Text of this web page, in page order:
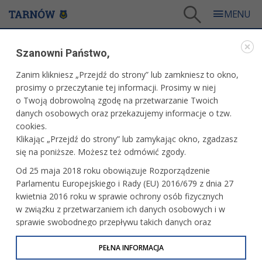
NUMER 137
22.03.2021, 11:03
wydanie: luty-marzec 2021
Szanowni Państwo,
Zanim klikniesz „Przejdź do strony” lub zamkniesz to okno,
prosimy o przeczytanie tej informacji. Prosimy w niej
o Twoją dobrowolną zgodę na przetwarzanie Twoich
danych osobowych oraz przekazujemy informacje o tzw.
cookies.
Klikając „Przejdź do strony” lub zamykając okno, zgadzasz
się na poniższe. Możesz też odmówić zgody.
Od 25 maja 2018 roku obowiązuje Rozporządzenie
Parlamentu Europejskiego i Rady (EU) 2016/679 z dnia 27
kwietnia 2016 roku w sprawie ochrony osób fizycznych
w związku z przetwarzaniem ich danych osobowych i w
sprawie swobodnego przepływu takich danych oraz
uchylenia dyrektywy 95/46/WE (określane jako RODO, GDPR
lub Ogólne Rozporządzenie o Ochronie Danych
PEŁNA INFORMACJA